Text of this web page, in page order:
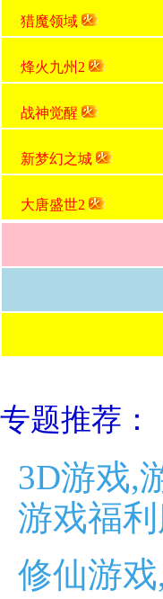
猎魔领域
烽火九州2
战神觉醒
新梦幻之城
大唐盛世2
专题推荐：
3D游戏,
游戏福利
修仙游